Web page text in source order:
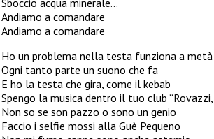
Andiamo a comandare
Andiamo a comandare
Ho un problema nella testa funziona a metà
Ogni tanto parte un suono che fa
E ho la testa che gira, come il kebab
Spengo la musica dentro il tuo club
Non so se son pazzo o sono un genio
Faccio i selfie mossi alla Guè Pequeno